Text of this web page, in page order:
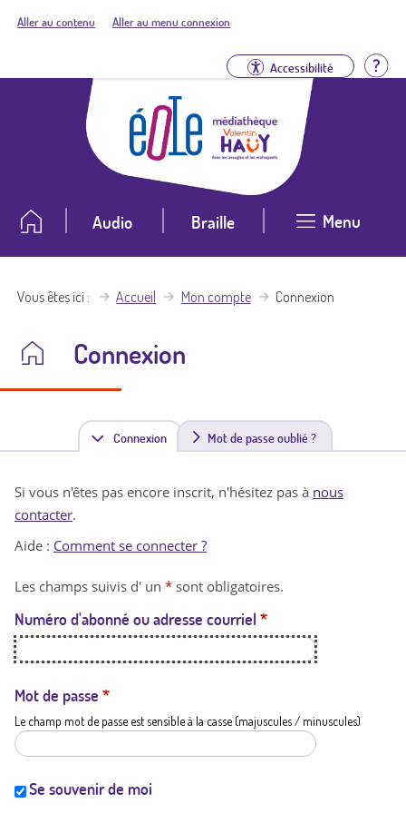
Aller au contenu Aller au menu connexion
Accessibilité
Audio Braille Menu
Vous êtes ici Accueil Mon compte Connexion
Connexion
Connexion(
n
t
a
t
i
Mot de passe oublié ?
Si vous n'êtes pas encore inscrit, n'hésitez pas à nous
contacter.
Aide : Comment se connecter ?
Les champs suivis d' un * sont obligatoires.
Numéro d'abonné ou adresse courriel *
Mot de passe *
Le champ mot de passe est sensible à la casse (majuscules / minuscules)
Se souvenir de moi